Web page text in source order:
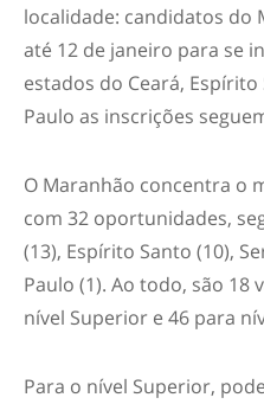
localidade: candidatos do
até 12 de janeiro para se
estados do Ceará, Espírito
Paulo as inscrições
O Maranhão concentra o
com 32 oportunidades,
(13), Espírito Santo (10),
Paulo (1). Ao todo, são 18
nível Superior e 46 para
Para o nível Superior,